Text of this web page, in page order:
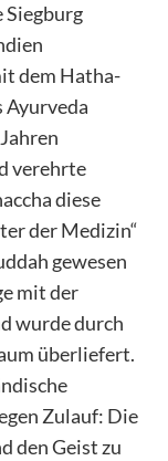
dem Hatha-
Ayurveda
verehrte
diese
der Medizin“
gewesen
mit der
wurde durch
überliefert.
Zulauf: Die
den Geist zu